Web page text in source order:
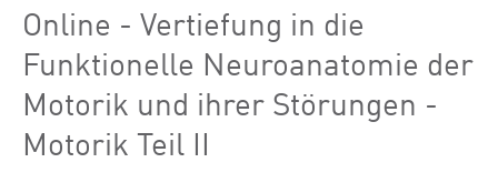
Online - Vertiefung in die
Funktionelle Neuroanatomie der
Motorik und ihrer Störungen -
Motorik Teil II